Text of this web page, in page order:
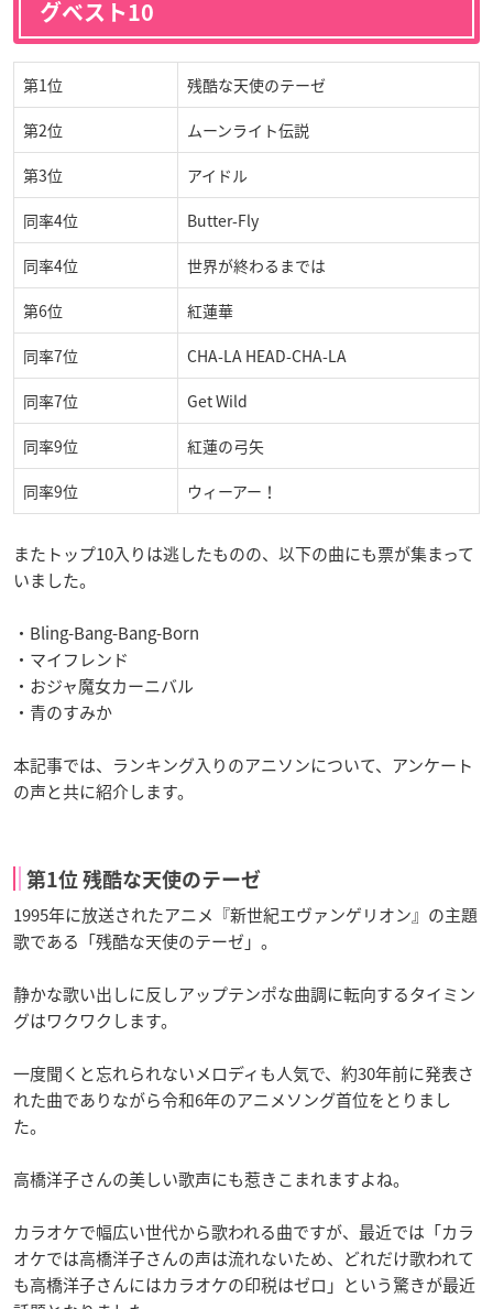
グベスト10
第1位 残酷な天使のテーゼ
第2位 ムーンライト伝説
第3位 アイドル
同率4位 Butter-Fly
同率4位 世界が終わるまでは
第6位 紅蓮華
同率7位 CHA-LA HEAD-CHA-LA
同率7位 Get Wild
同率9位 紅蓮の弓矢
同率9位 ウィーアー！
またトップ10入りは逃したものの、以下の曲にも票が集まって
いました。
・Bling-Bang-Bang-Born
・マイフレンド
・おジャ魔女カーニバル
・青のすみか
本記事では、ランキング入りのアニソンについて、アンケート
の声と共に紹介します。
第1位 残酷な天使のテーゼ
1995年に放送されたアニメ『新世紀エヴァンゲリオン』の主題
歌である「残酷な天使のテーゼ」。
静かな歌い出しに反しアップテンポな曲調に転向するタイミン
グはワクワクします。
一度聞くと忘れられないメロディも人気で、約30年前に発表さ
れた曲でありながら令和6年のアニメソング首位をとりまし
た。
高橋洋子さんの美しい歌声にも惹きこまれますよね。
カラオケで幅広い世代から歌われる曲ですが、最近では「カラ
オケでは高橋洋子さんの声は流れないため、どれだけ歌われて
も高橋洋子さんにはカラオケの印税はゼロ」という驚きが最近